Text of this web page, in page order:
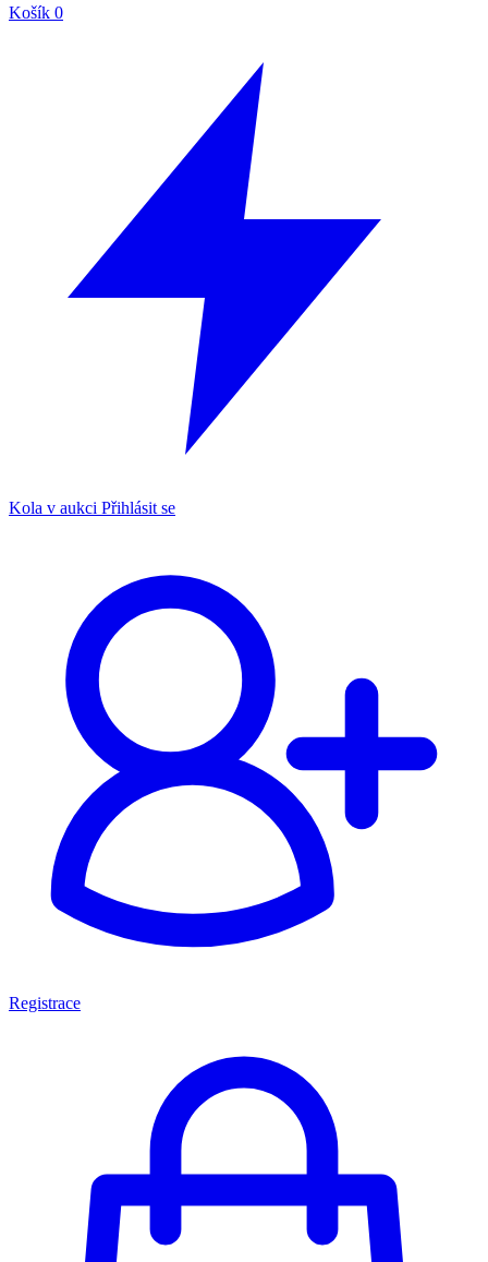
Košík 0
Kola v aukci Přihlásit se
Registrace